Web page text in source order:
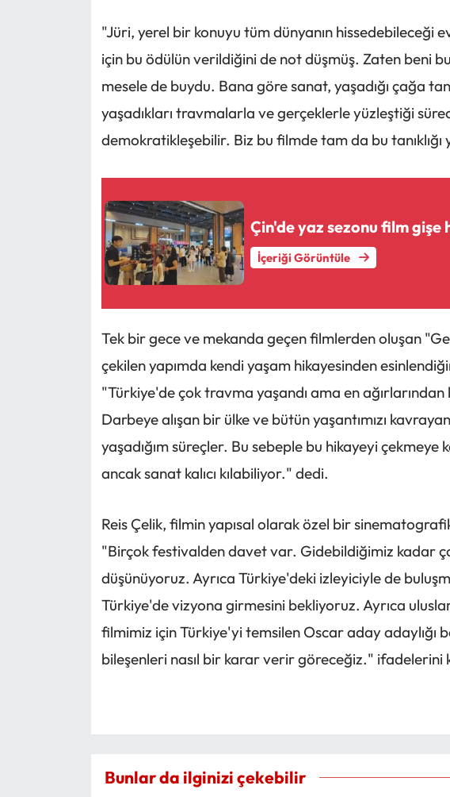
"Jüri, yerel bir konuyu tüm dünyanın hissedebileceği
için bu ödülün verildiğini de not düşmüş. Zaten beni
mesele de buydu. Bana göre sanat, yaşadığı çağa
yaşadıkları travmalarla ve gerçeklerle yüzleştiği
demokratikleşebilir. Biz bu filmde tam da bu tanıklığı
Çin'de yaz sezonu film gişe
İçeriği Görüntüle
Tek bir gece ve mekanda geçen filmlerden oluşan
çekilen yapımda kendi yaşam hikayesinden
"Türkiye'de çok travma yaşandı ama en
Darbeye alışan bir ülke ve bütün yaşantımızı
yaşadığım süreçler. Bu sebeple bu hikayeyi çekmeye
ancak sanat kalıcı kılabiliyor." dedi.
Reis Çelik, filmin yapısal olarak özel bir
"Birçok festivalden davet var. Gidebildiğimiz kadar
düşünüyoruz. Ayrıca Türkiye'deki izleyiciyle de
Türkiye'de vizyona girmesini bekliyoruz. Ayrıca
filmimiz için Türkiye'yi temsilen Oscar aday adaylığı
bileşenleri nasıl bir karar verir göreceğiz." ifadelerini
Bunlar da ilginizi çekebilir